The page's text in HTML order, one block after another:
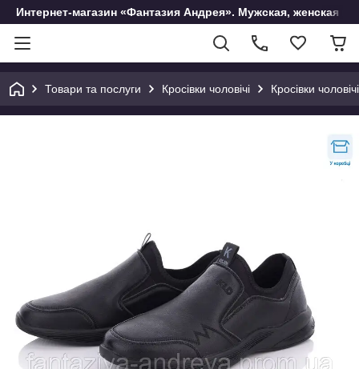
Интернет-магазин «Фантазия Андрея». Мужская, женская и
Товари та послуги Кросівки чоловічі Кросівки